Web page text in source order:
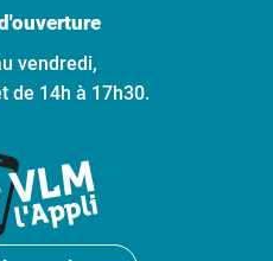
vendredi,
de 14h à 17h30.